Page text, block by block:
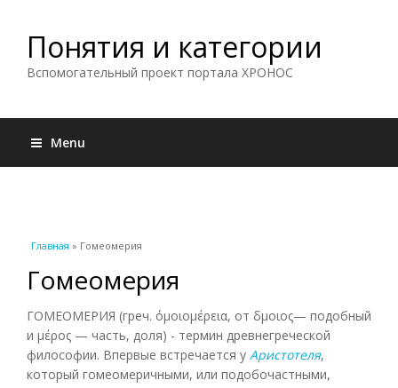
Понятия и категории
Вспомогательный проект портала ХРОНОС
Menu
Вы здесь
Главная » Гомеомерия
Гомеомерия
ГОМЕОМЕРИЯ (греч. όμοιομέρεια, от δμοιος— подобный
и μέρος — часть, доля) - термин древнегреческой
философии. Впервые встречается у Аристотеля,
который гомеомеричными, или подобочастными,